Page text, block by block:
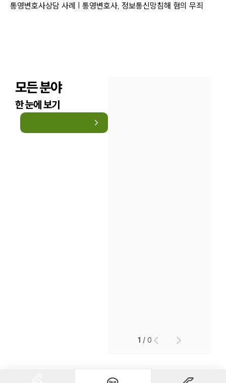
통영변호사상담 사례 | 통영변호사, 정보통신망침해 혐의 무죄
모든 분야
한 눈에 보기
1 /0